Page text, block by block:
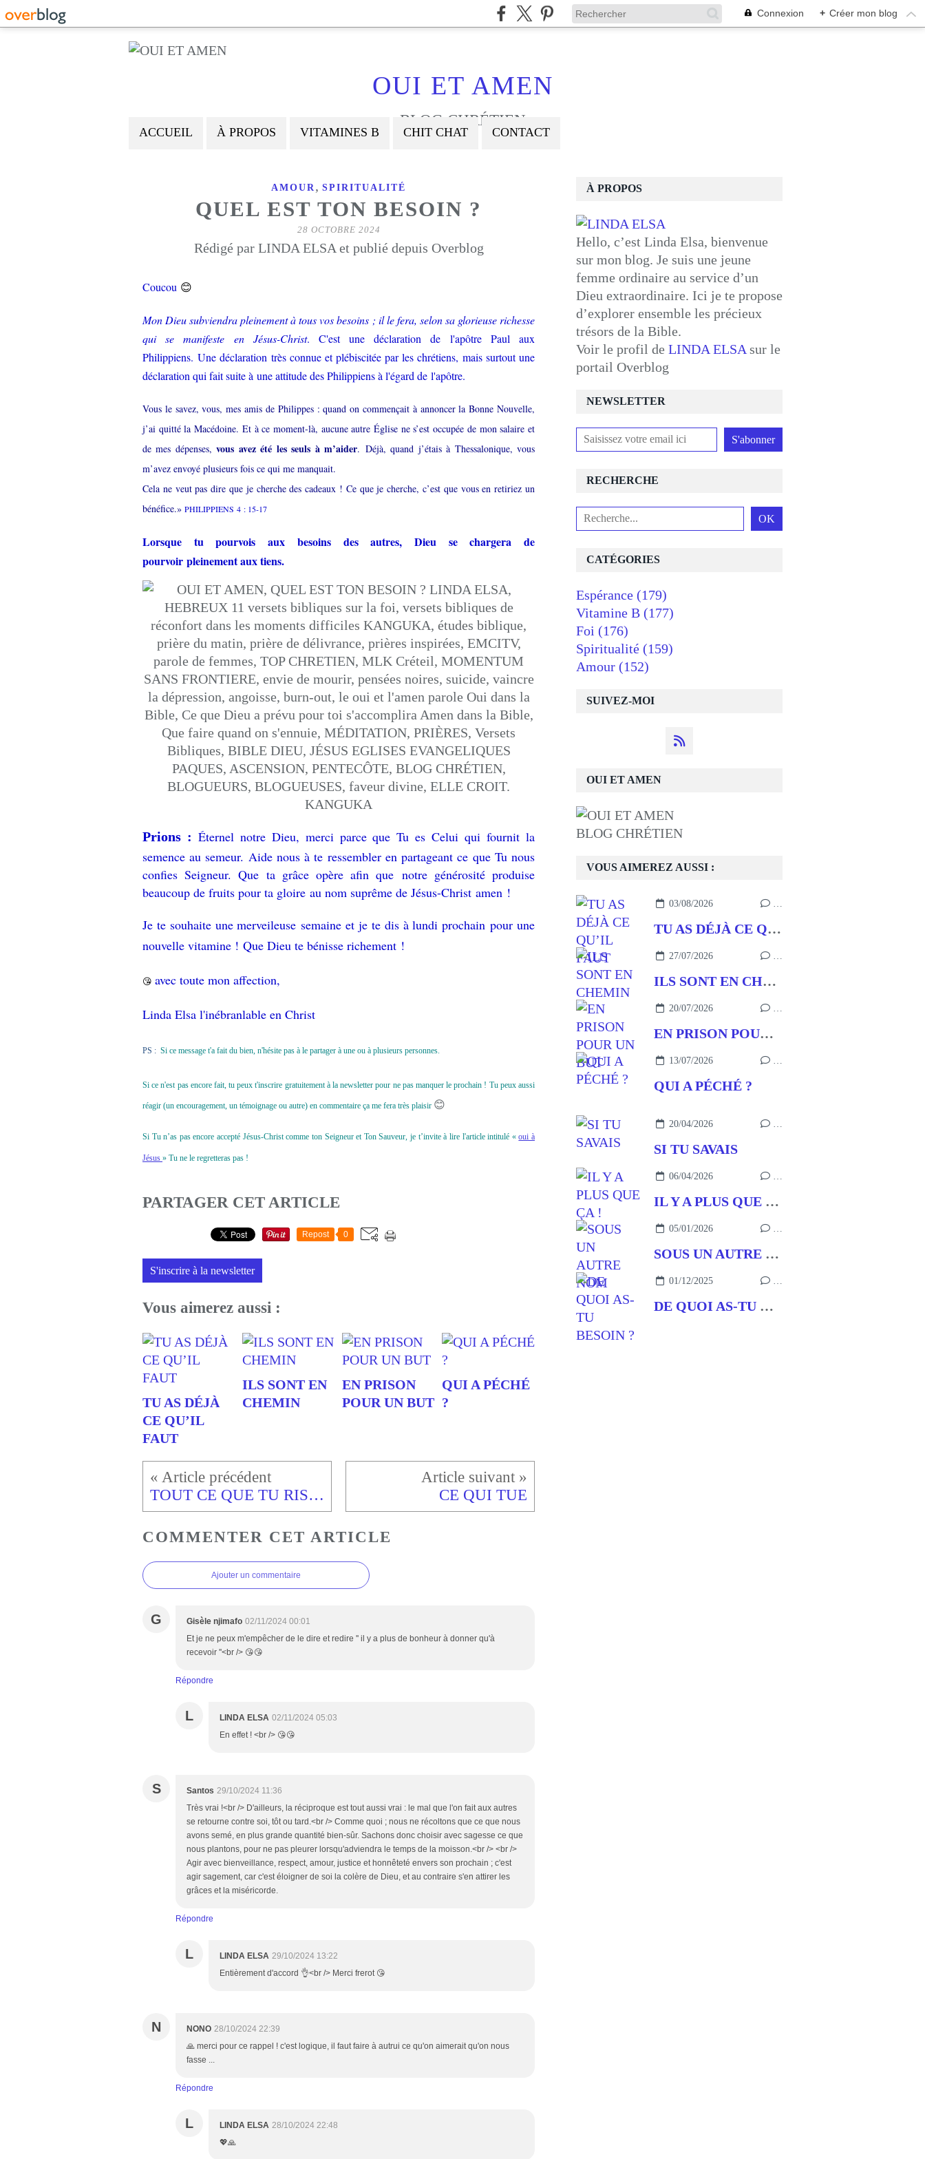
Connexion + Créer mon blog
OUI ET AMEN
BLOG CHRÉTIEN
ACCUEIL À PROPOS VITAMINES B CHIT CHAT CONTACT
AMOUR, SPIRITUALITÉ
QUEL EST TON BESOIN ?
28 OCTOBRE 2024
Rédigé par LINDA ELSA et publié depuis Overblog
Coucou 😊
Mon Dieu subviendra pleinement à tous vos besoins ; il le fera, selon sa glorieuse richesse
qui se manifeste en Jésus-Christ. C'est une déclaration de l'apôtre Paul aux
Philippiens. Une déclaration très connue et plébiscitée par les chrétiens, mais surtout une
déclaration qui fait suite à une attitude des Philippiens à l'égard de l'apôtre.
Vous le savez, vous, mes amis de Philippes : quand on commençait à annoncer la Bonne Nouvelle,
j’ai quitté la Macédoine. Et à ce moment-là, aucune autre Église ne s’est occupée de mon salaire et
de mes dépenses,vous avez été les seuls à m’aider. Déjà, quand j’étais à Thessalonique, vous
m’avez envoyé plusieurs fois ce qui me manquait.
Cela ne veut pas dire que je cherche des cadeaux ! Ce que je cherche, c’est que vous en retiriez un
bénéfice.» PHILIPPIENS 4 : 15-17
Lorsque tu pourvois aux besoins des autres, Dieu se chargera de
pourvoir pleinement aux tiens.
Prions : Éternel notre Dieu, merci parce que Tu es Celui qui fournit la
semence au semeur. Aide nous à te ressembler en partageant ce que Tu nous
confies Seigneur. Que ta grâce opère afin que notre générosité produise
beaucoup de fruits pour ta gloire au nom suprême de Jésus-Christ amen !
Je te souhaite une merveileuse semaine et je te dis à lundi prochain pour une
nouvelle vitamine ! Que Dieu te bénisse richement !
😘 avec toute mon affection,
Linda Elsa l'inébranlable en Christ
PS : Si ce message t'a fait du bien, n'hésite pas à le partager à une ou à plusieurs personnes.
Si ce n'est pas encore fait, tu peux t'inscrire gratuitement à la newsletter pour ne pas manquer le prochain ! Tu peux aussi
réagir (un encouragement, un témoignage ou autre) en commentaire ça me fera très plaisir 😊
Si Tu n’as pas encore accepté Jésus-Christ comme ton Seigneur et Ton Sauveur, je t’invite à lire l'article intitulé «oui à
Jésus » Tu ne le regretteras pas !
PARTAGER CET ARTICLE
Repost 0
S'inscrire à la newsletter
Vous aimerez aussi :
TU AS DÉJÀ
CE QU’IL
FAUT
ILS SONT EN
CHEMIN
EN PRISON
POUR UN BUT
QUI A PÉCHÉ
?
TOUT CE QUE TU RISQUES CE QUI TUE
COMMENTER CET ARTICLE
Ajouter un commentaire
G Gisèle njimafo 02/11/2024 00:01
Et je ne peux m'empêcher de le dire et redire '' il y a plus de bonheur à donner qu'à
recevoir ''<br /> 😘😘
Répondre
L LINDA ELSA 02/11/2024 05:03
En effet ! <br /> 😘😘
S Santos 29/10/2024 11:36
Très vrai !<br /> D'ailleurs, la réciproque est tout aussi vrai : le mal que l'on fait aux autres
se retourne contre soi, tôt ou tard.<br /> Comme quoi ; nous ne récoltons que ce que nous
avons semé, en plus grande quantité bien-sûr. Sachons donc choisir avec sagesse ce que
nous plantons, pour ne pas pleurer lorsqu'adviendra le temps de la moisson.<br /> <br />
Agir avec bienveillance, respect, amour, justice et honnêteté envers son prochain ; c'est
agir sagement, car c'est éloigner de soi la colère de Dieu, et au contraire s'en attirer les
grâces et la miséricorde.
Répondre
L LINDA ELSA 29/10/2024 13:22
Entièrement d'accord 👌<br /> Merci frerot 😘
N NONO 28/10/2024 22:39
🙏 merci pour ce rappel ! c'est logique, il faut faire à autrui ce qu'on aimerait qu'on nous
fasse ...
Répondre
L LINDA ELSA 28/10/2024 22:48
💖🙏
NEWSLETTER
SUIVEZ-MOI
RECHERCHE
OUI ET AMEN
BLOG CHRÉTIEN
À PROPOS
Hello, c’est Linda Elsa, bienvenue
sur mon blog. Je suis une jeune
femme ordinaire au service d’un
Dieu extraordinaire. Ici je te propose
d’explorer ensemble les précieux
trésors de la Bible.
Voir le profil de LINDA ELSA sur le
portail Overblog
VOUS AIMEREZ AUSSI :
03/08/2026 …
TU AS DÉJÀ CE QU’IL FAUT
27/07/2026 …
ILS SONT EN CHEMIN
20/07/2026 …
EN PRISON POUR UN BUT
13/07/2026 …
QUI A PÉCHÉ ?
20/04/2026 …
SI TU SAVAIS
06/04/2026 …
IL Y A PLUS QUE ÇA !
05/01/2026 …
SOUS UN AUTRE NOM
01/12/2025 …
DE QUOI AS-TU BESOIN ?
CATÉGORIES
Espérance (179)
Vitamine B (177)
Foi (176)
Spiritualité (159)
Amour (152)